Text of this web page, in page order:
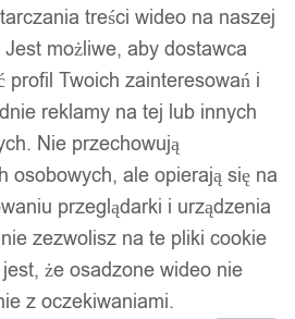
treści wideo na naszej
możliwe, aby dostawca
profil Twoich zainteresowań i
reklamy na tej lub innych
Nie przechowują
osobowych, ale opierają się na
przeglądarki i urządzenia
zezwolisz na te pliki cookie
że osadzone wideo nie
z oczekiwaniami.